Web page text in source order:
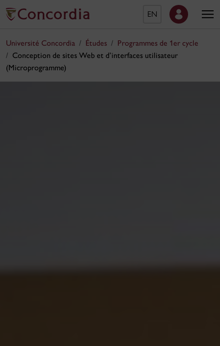
EN
Université Concordia Études
Programmes de 1er cycle
Conception de sites Web et d’interfaces utilisateur
(Microprogramme)